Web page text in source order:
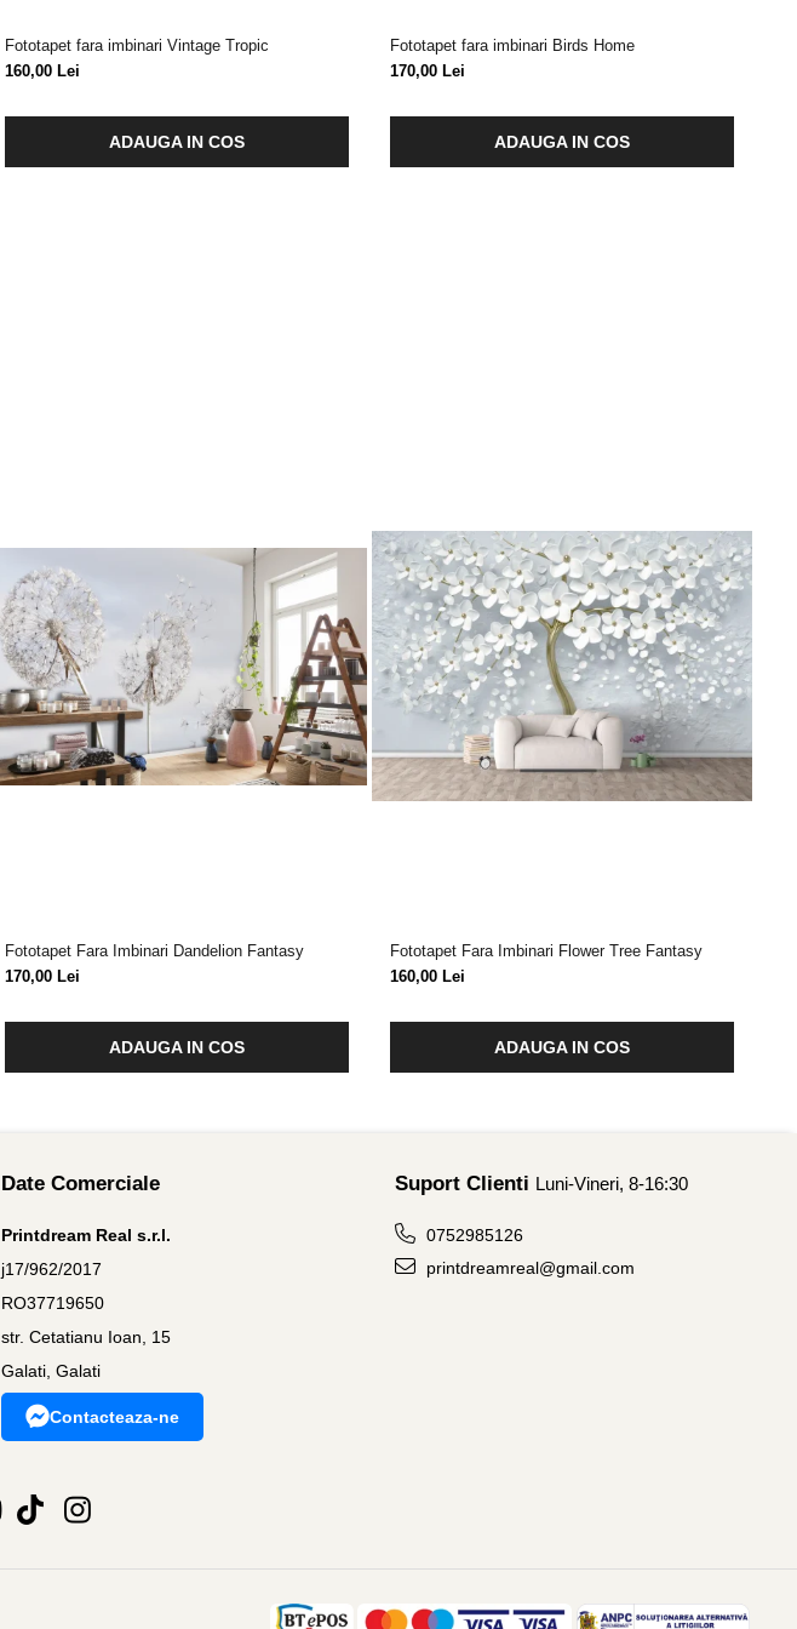
Fototapet fara imbinari Vintage Tropic
160,00 Lei
ADAUGA IN COS
Fototapet fara imbinari Birds Home
170,00 Lei
ADAUGA IN COS
Fototapet Fara Imbinari Dandelion Fantasy
170,00 Lei
ADAUGA IN COS
Fototapet Fara Imbinari Flower Tree Fantasy
160,00 Lei
ADAUGA IN COS
Date Comerciale
Printdream Real s.r.l.
j17/962/2017
RO37719650
str. Cetatianu Ioan, 15
Galati, Galati
Contacteaza-ne
Suport Clienti Luni-Vineri, 8-16:30
0752985126
printdreamreal@gmail.com